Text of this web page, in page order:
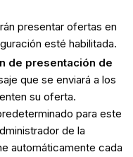
presentar ofertas en
esté habilitada.
de presentación de
que se enviará a los
su oferta.
para este
de la
automáticamente cada